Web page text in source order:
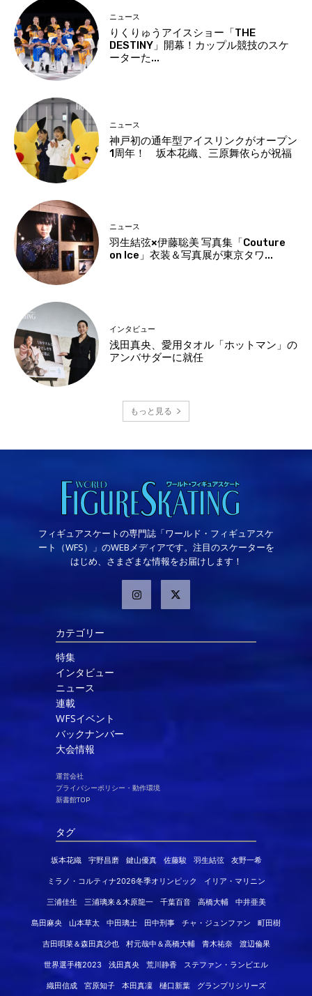
ニュース
りくりゅうアイスショー「THE
DESTINY」開幕！カップル競技のスケ
ーターた...
ニュース
神戸初の通年型アイスリンクがオープン
1周年！ 坂本花織、三原舞依らが祝福
ニュース
羽生結弦×伊藤聡美 写真集「Couture
on Ice」衣装＆写真展が東京タワ...
インタビュー
浅田真央、愛用タオル「ホットマン」の
アンバサダーに就任
もっと見る
フィギュアスケートの専門誌「ワールド・フィギュアスケ
ート（WFS）」のWEBメディアです。注目のスケーターを
はじめ、さまざまな情報をお届けします！
カテゴリー
特集
インタビュー
ニュース
連載
WFSイベント
バックナンバー
大会情報
運営会社
プライバシーポリシー・動作環境
新書館TOP
タグ
坂本花織 宇野昌磨 鍵山優真 佐藤駿 羽生結弦 友野一希
ミラノ・コルティナ2026冬季オリンピック イリア・マリニン
三浦佳生 三浦璃来＆木原龍一 千葉百音 高橋大輔 中井亜美
島田麻央 山本草太 中田璃士 田中刑事 チャ・ジュンファン 町田樹
吉田唄菜＆森田真沙也 村元哉中＆高橋大輔 青木祐奈 渡辺倫果
世界選手権2023 浅田真央 荒川静香 ステファン・ランビエル
織田信成 宮原知子 本田真凜 樋口新葉 グランプリシリーズ